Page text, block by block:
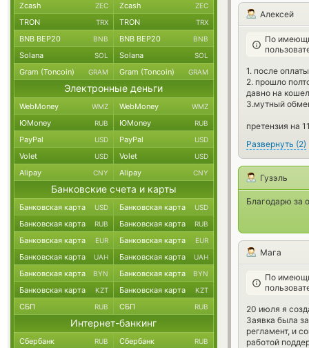
Алексей
По
1. после
2. прошло
давно на
3.мутный
претензия на
Развернуть (2)
Гузэль
Благодарю за
Мага
По
20 июля я
Заявка была
регламент, и
работой
Zcash ZEC Zcash ZEC
TRON TRX TRON TRX
BNB BEP20 BNB BNB BEP20 BNB
Solana SOL Solana SOL
Gram (Toncoin) GRAM Gram (Toncoin) GRAM
Электронные деньги
WebMoney WMZ WebMoney WMZ
ЮMoney RUB ЮMoney RUB
PayPal USD PayPal USD
Volet USD Volet USD
Alipay CNY Alipay CNY
Банковские счета и карты
Банковская карта USD Банковская карта USD
Банковская карта RUB Банковская карта RUB
Банковская карта EUR Банковская карта EUR
Банковская карта UAH Банковская карта UAH
Банковская карта BYN Банковская карта BYN
Банковская карта KZT Банковская карта KZT
СБП RUB СБП RUB
Интернет-банкинг
Сбербанк RUB Сбербанк RUB